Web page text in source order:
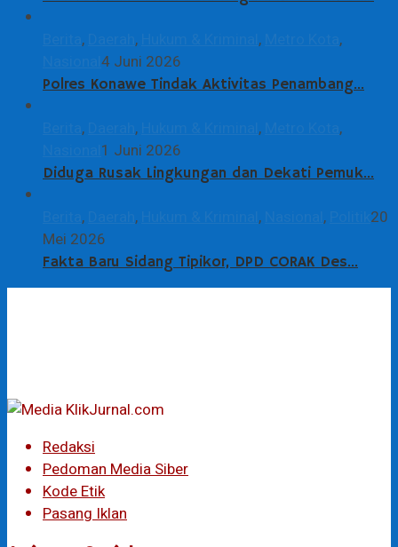
, , ,
,
4 Juni 2026
Polres Konawe Tindak Aktivitas Penambang…
, , ,
,
1 Juni 2026
Diduga Rusak Lingkungan dan Dekati Pemuk…
, , , ,
20
Mei 2026
Fakta Baru Sidang Tipikor, DPD CORAK Des…
Redaksi
Pedoman Media Siber
Kode Etik
Pasang Iklan